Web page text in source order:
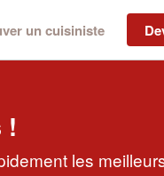
un cuisiniste
!
les